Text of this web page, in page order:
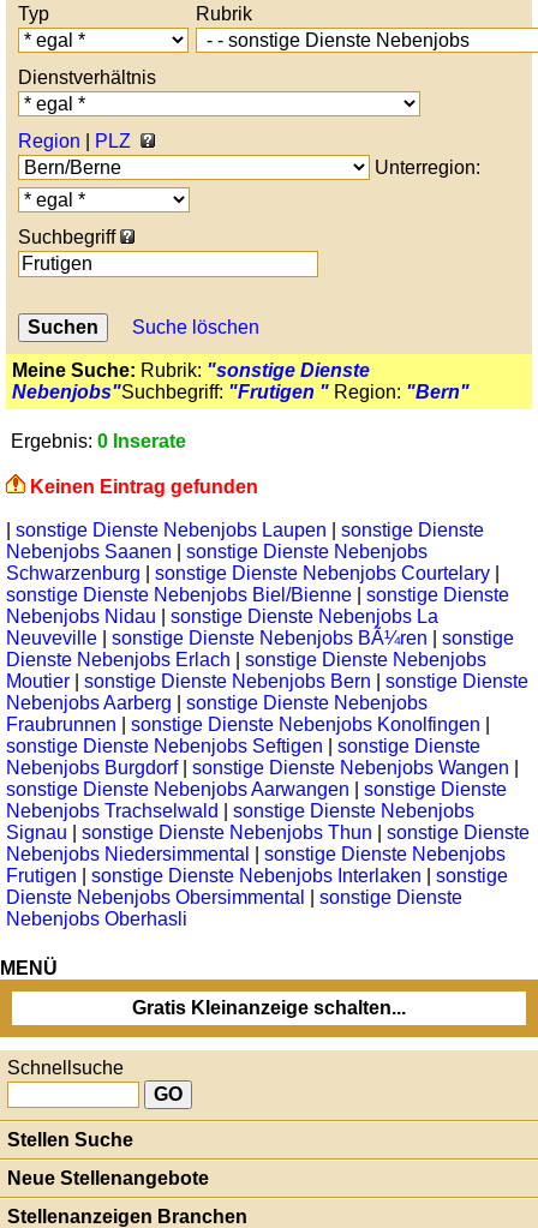
Typ
Rubrik
Dienstverhältnis
Region
PLZ
Unterregion:
Suchbegriff
Suche löschen
Meine Suche: Rubrik: "sonstige Dienste
Nebenjobs"Suchbegriff: "Frutigen " Region: "Bern"
Ergebnis: 0 Inserate
Keinen Eintrag gefunden
sonstige Dienste Nebenjobs Laupen
sonstige Dienste
Nebenjobs Saanen
sonstige Dienste Nebenjobs
Schwarzenburg
sonstige Dienste Nebenjobs Courtelary
sonstige Dienste Nebenjobs Biel/Bienne
sonstige Dienste
Nebenjobs Nidau
sonstige Dienste Nebenjobs La
Neuveville
sonstige Dienste Nebenjobs BÃ¼ren
sonstige
Dienste Nebenjobs Erlach
sonstige Dienste Nebenjobs
Moutier
sonstige Dienste Nebenjobs Bern
sonstige Dienste
Nebenjobs Aarberg
sonstige Dienste Nebenjobs
Fraubrunnen
sonstige Dienste Nebenjobs Konolfingen
sonstige Dienste Nebenjobs Seftigen
sonstige Dienste
Nebenjobs Burgdorf| sonstige Dienste Nebenjobs Wangen
sonstige Dienste Nebenjobs Aarwangen
sonstige Dienste
Nebenjobs Trachselwald
sonstige Dienste Nebenjobs
Signau
sonstige Dienste Nebenjobs Thun
sonstige Dienste
Nebenjobs Niedersimmental
sonstige Dienste Nebenjobs
Frutigen
sonstige Dienste Nebenjobs Interlaken
sonstige
Dienste Nebenjobs Obersimmental
sonstige Dienste
Nebenjobs Oberhasli
MENÜ
Gratis Kleinanzeige schalten...
Schnellsuche
Stellen Suche
Neue Stellenangebote
Stellenanzeigen Branchen